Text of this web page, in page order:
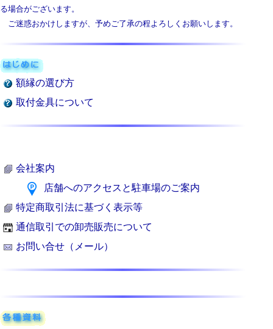
る場合がございます。
ご迷惑おかけしますが、予めご了承の程よろしくお願いします。
額縁の選び方
取付金具について
会社案内
店舗へのアクセスと駐車場のご案内
特定商取引法に基づく表示等
通信取引での卸売販売について
お問い合せ（メール）